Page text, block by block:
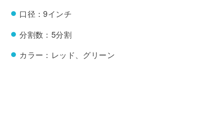
口径：9インチ
分割数：5分割
カラー：レッド、グリーン